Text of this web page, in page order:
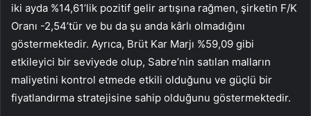
iki ayda %14,61’lik pozitif gelir artışına rağmen, şirketin F/K
Oranı -2,54’tür ve bu da şu anda kârlı olmadığını
göstermektedir. Ayrıca, Brüt Kar Marjı %59,09 gibi
etkileyici bir seviyede olup, Sabre’nin satılan malların
maliyetini kontrol etmede etkili olduğunu ve güçlü bir
fiyatlandırma stratejisine sahip olduğunu göstermektedir.